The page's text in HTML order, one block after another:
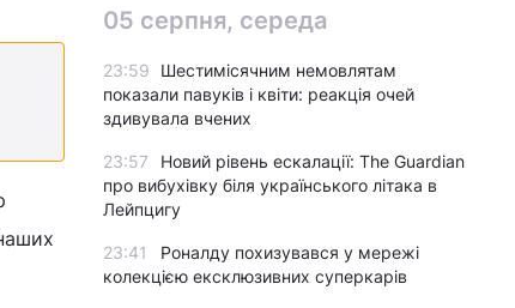
05 серпня, середа
23:59
Шестимісячним немовлятам
показали павуків і квіти: реакція очей
здивувала вчених
23:57
Новий рівень ескалації: The Guardian
про вибухівку біля українського літака в
Лейпцигу
23:41
Роналду похизувався у мережі
колекцією ексклюзивних суперкарів